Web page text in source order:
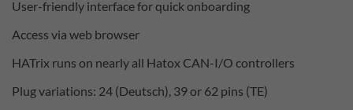
User-friendly interface for quick onboarding
Access via web browser
HATrix runs on nearly all Hatox CAN-I/O controllers
Plug variations: 24 (Deutsch), 39 or 62 pins (TE)